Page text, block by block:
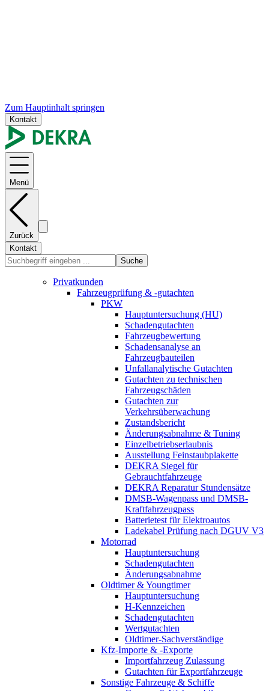
Zum Hauptinhalt springen
Kontakt
Menü
Zurück
Kontakt
Suche
Privatkunden
Fahrzeugprüfung & -gutachten
PKW
Hauptuntersuchung (HU)
Schadengutachten
Fahrzeugbewertung
Schadensanalyse an
Fahrzeugbauteilen
Unfallanalytische Gutachten
Gutachten zu technischen
Fahrzeugschäden
Gutachten zur
Verkehrsüberwachung
Zustandsbericht
Änderungsabnahme & Tuning
Einzelbetriebserlaubnis
Ausstellung Feinstaubplakette
DEKRA Siegel für
Gebrauchtfahrzeuge
DEKRA Reparatur Stundensätze
DMSB-Wagenpass und DMSB-
Kraftfahrzeugpass
Batterietest für Elektroautos
Ladekabel Prüfung nach DGUV V3
Motorrad
Hauptuntersuchung
Schadengutachten
Änderungsabnahme
Oldtimer & Youngtimer
Hauptuntersuchung
H-Kennzeichen
Schadengutachten
Wertgutachten
Oldtimer-Sachverständige
Kfz-Importe & -Exporte
Importfahrzeug Zulassung
Gutachten für Exportfahrzeuge
Sonstige Fahrzeuge & Schiffe